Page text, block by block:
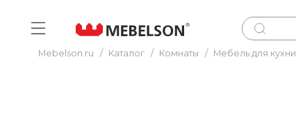
Mebelson.ru / Каталог / Комнаты / Мебель для кухни